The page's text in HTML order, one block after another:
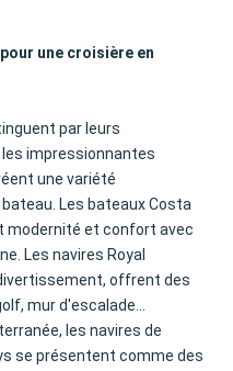
une croisière en
par leurs
impressionnantes
une variété
Les bateaux Costa
modernité et confort avec
Les navires Royal
offrent des
mur d'escalade...
les navires de
se présentent comme des